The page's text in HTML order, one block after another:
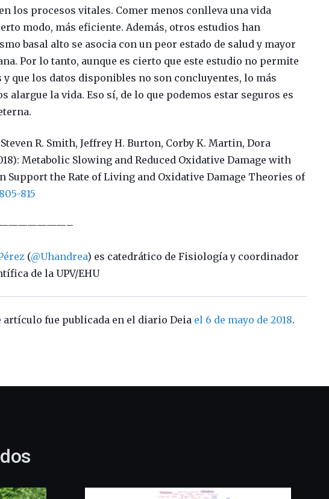
los procesos vitales. Comer menos conlleva una vida
modo, más eficiente. Además, otros estudios han
basal alto se asocia con un peor estado de salud y mayor
Por lo tanto, aunque es cierto que este estudio no permite
que los datos disponibles no son concluyentes, lo más
alargue la vida. Eso sí, de lo que podemos estar seguros es
R. Smith, Jeffrey H. Burton, Corby K. Martin, Dora
Metabolic Slowing and Reduced Oxidative Damage with
Support the Rate of Living and Oxidative Damage Theories of
805-815
(@Uhandrea) es catedrático de Fisiología y coordinador
de la UPV/EHU
fue publicada en el diario Deia el 6 de mayo de 2018.